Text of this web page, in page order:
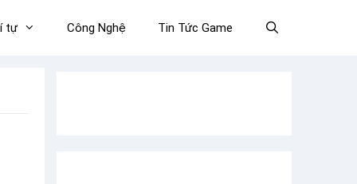
tự Công Nghệ Tin Tức Game